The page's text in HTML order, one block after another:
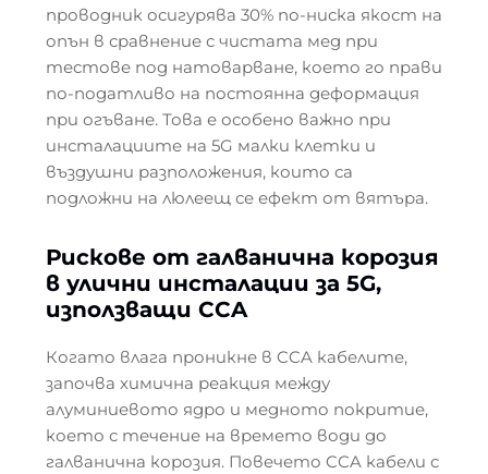
проводник осигурява 30% по-ниска якост на
опън в сравнение с чистата мед при
тестове под натоварване, което го прави
по-податливо на постоянна деформация
при огъване. Това е особено важно при
инсталациите на 5G малки клетки и
въздушни разположения, които са
подложни на люлеещ се ефект от вятъра.
Рискове от галванична корозия
в улични инсталации за 5G,
използващи CCA
Когато влага проникне в CCA кабелите,
започва химична реакция между
алуминиевото ядро и медното покритие,
което с течение на времето води до
галванична корозия. Повечето CCA кабели с